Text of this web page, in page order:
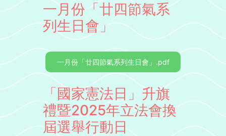
一月份「廿四節氣系
列生日會」
一月份「廿四節氣系列生日會」.pdf
「國家憲法日」升旗
禮暨2025年立法會換
屆選舉行動日